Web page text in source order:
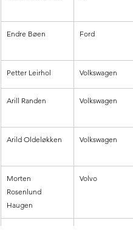
Endre Bøen Ford
Petter Leirhol Volkswagen
Arill Randen Volkswagen
Arild Oldeløkken Volkswagen
Morten
Rosenlund
Haugen
Volvo